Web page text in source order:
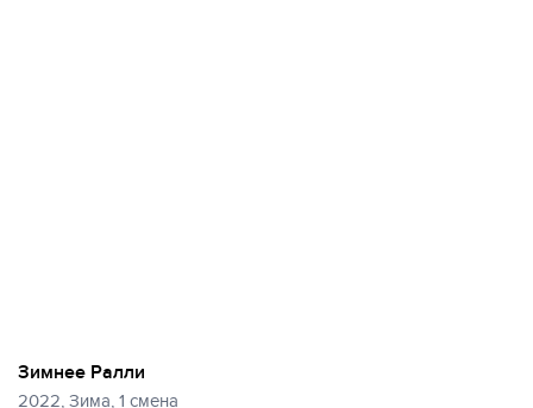
Зимнее Ралли
2022, Зима, 1 смена